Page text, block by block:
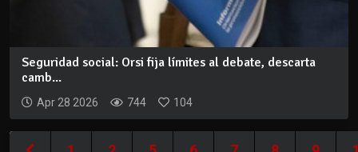
Seguridad social: Orsi fija límites al debate, descarta
camb...
Apr 28 2026 744 104